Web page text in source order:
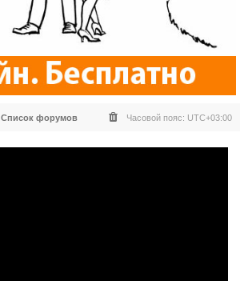
Список форумов Часовой пояс: UTC+03:00